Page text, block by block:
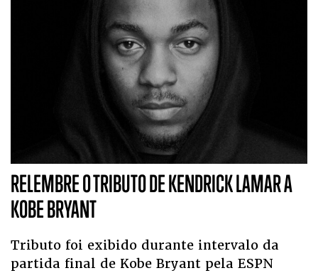
RELEMBRE O TRIBUTO DE KENDRICK LAMAR A
KOBE BRYANT
Tributo foi exibido durante intervalo da
partida final de Kobe Bryant pela ESPN